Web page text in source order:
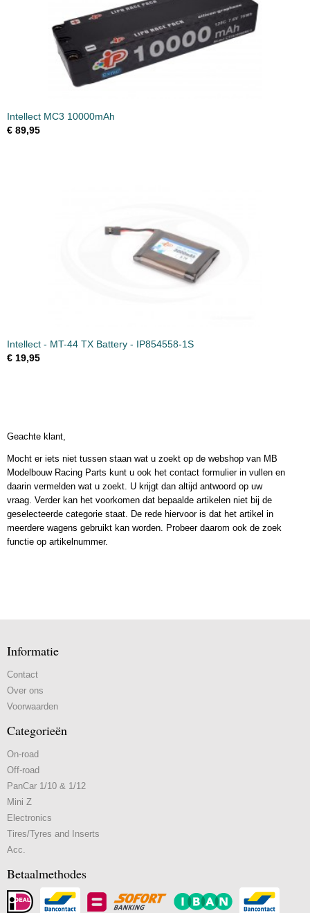
Intellect MC3 10000mAh
€ 89,95
Intellect - MT-44 TX Battery - IP854558-1S
€ 19,95
Geachte klant,
Mocht er iets niet tussen staan wat u zoekt op de webshop van MB
Modelbouw Racing Parts kunt u ook het contact formulier in vullen en
daarin vermelden wat u zoekt. U krijgt dan altijd antwoord op uw
vraag. Verder kan het voorkomen dat bepaalde artikelen niet bij de
geselecteerde categorie staat. De rede hiervoor is dat het artikel in
meerdere wagens gebruikt kan worden. Probeer daarom ook de zoek
functie op artikelnummer.
Informatie
Contact
Over ons
Voorwaarden
Categorieën
On-road
Off-road
PanCar 1/10 & 1/12
Mini Z
Electronics
Tires/Tyres and Inserts
Acc.
Betaalmethodes